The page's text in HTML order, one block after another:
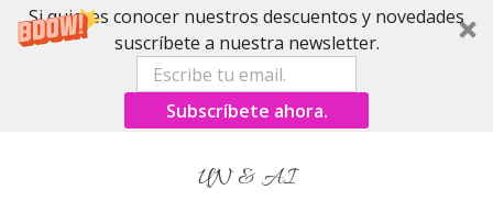
Si quieres conocer nuestros descuentos y novedades
suscríbete a nuestra newsletter.
Subscríbete ahora.
UN & AI